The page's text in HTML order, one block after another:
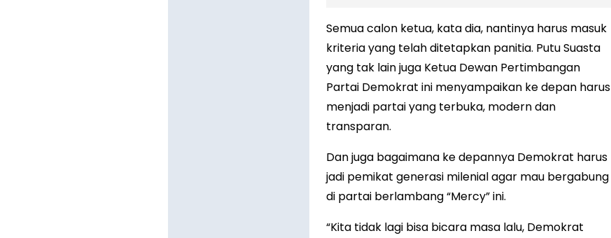
Semua calon ketua, kata dia, nantinya harus masuk
kriteria yang telah ditetapkan panitia. Putu Suasta
yang tak lain juga Ketua Dewan Pertimbangan
Partai Demokrat ini menyampaikan ke depan harus
menjadi partai yang terbuka, modern dan
transparan.
Dan juga bagaimana ke depannya Demokrat harus
jadi pemikat generasi milenial agar mau bergabung
di partai berlambang “Mercy” ini.
“Kita tidak lagi bisa bicara masa lalu, Demokrat